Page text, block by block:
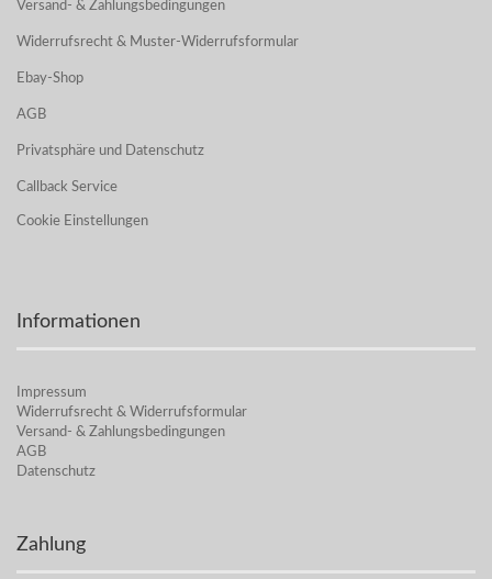
Versand- & Zahlungsbedingungen
Widerrufsrecht & Muster-Widerrufsformular
Ebay-Shop
AGB
Privatsphäre und Datenschutz
Callback Service
Cookie Einstellungen
Informationen
Impressum
Widerrufsrecht & Widerrufsformular
Versand- & Zahlungsbedingungen
AGB
Datenschutz
Zahlung